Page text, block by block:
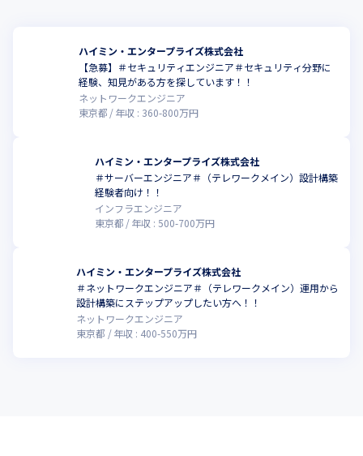
ハイミン・エンタープライズ株式会社
【急募】＃セキュリティエンジニア＃セキュリティ分野に
経験、知見がある方を探しています！！
ネットワークエンジニア
東京都
年収 : 360-800万円
ハイミン・エンタープライズ株式会社
＃サーバーエンジニア＃（テレワークメイン）設計構築
経験者向け！！
インフラエンジニア
東京都
年収 :500-700万円
ハイミン・エンタープライズ株式会社
＃ネットワークエンジニア＃（テレワークメイン）運用から
設計構築にステップアップしたい方へ！！
ネットワークエンジニア
東京都
年収 : 400-550万円